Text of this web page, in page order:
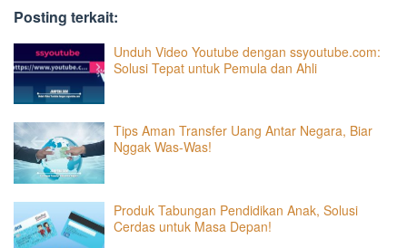
Posting terkait:
Unduh Video Youtube dengan ssyoutube.com:
Solusi Tepat untuk Pemula dan Ahli
Tips Aman Transfer Uang Antar Negara, Biar
Nggak Was-Was!
Produk Tabungan Pendidikan Anak, Solusi
Cerdas untuk Masa Depan!